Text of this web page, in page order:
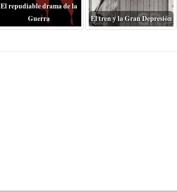
El repudiable drama de la
Guerra
El tren y la Gran Depresión